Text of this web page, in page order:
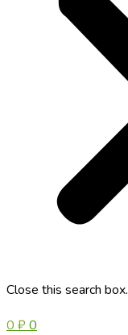
Close this search box.
0 ₽0